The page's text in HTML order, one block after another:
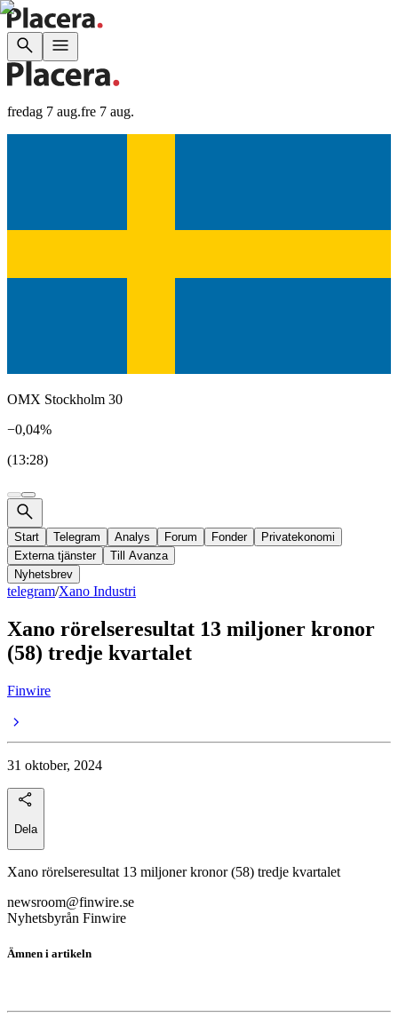
fredag 7 aug.fre 7 aug.
OMX Stockholm 30
−0,04%
(13:28)
Start Telegram Analys Forum Fonder
Privatekonomi
Externa tjänster
Till Avanza
Nyhetsbrev
telegram/Xano Industri
Xano rörelseresultat 13 miljoner kronor
(58) tredje kvartalet
Finwire
31 oktober, 2024
Dela
Xano rörelseresultat 13 miljoner kronor (58) tredje kvartalet
newsroom@finwire.se
Nyhetsbyrån Finwire
Ämnen i artikeln